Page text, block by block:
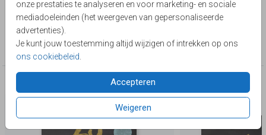
onze prestaties te analyseren en voor marketing- en sociale
mediadoeleinden (het weergeven van gepersonaliseerde
advertenties).
Je kunt jouw toestemming altijd wijzigen of intrekken op ons
ons cookiebeleid
Accepteren
Weigeren
Lievez
Collectie
25 jaar getrouwd
Deze producten zijn wellicht ook iets voor je